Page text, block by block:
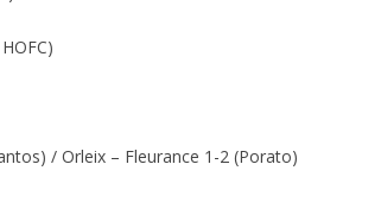
/ Orleix – Fleurance 1-2 (Porato)